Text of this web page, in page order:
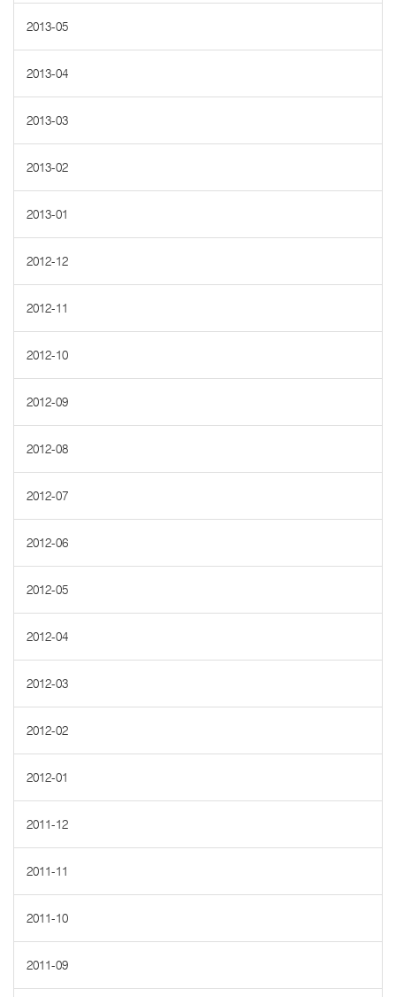
2013-05
2013-04
2013-03
2013-02
2013-01
2012-12
2012-11
2012-10
2012-09
2012-08
2012-07
2012-06
2012-05
2012-04
2012-03
2012-02
2012-01
2011-12
2011-11
2011-10
2011-09